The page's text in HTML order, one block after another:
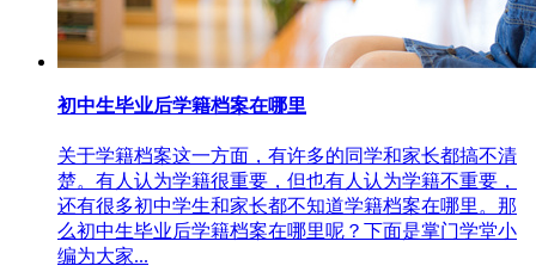
初中生毕业后学籍档案在哪里
关于学籍档案这一方面，有许多的同学和家长都搞不清
楚。有人认为学籍很重要，但也有人认为学籍不重要，
还有很多初中学生和家长都不知道学籍档案在哪里。那
么初中生毕业后学籍档案在哪里呢？下面是掌门学堂小
编为大家...